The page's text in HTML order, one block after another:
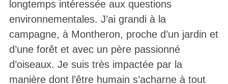
longtemps intéressée aux questions
environnementales. J’ai grandi à la
campagne, à Montheron, proche d’un jardin et
d’une forêt et avec un père passionné
d’oiseaux. Je suis très impactée par la
manière dont l’être humain s’acharne à tout